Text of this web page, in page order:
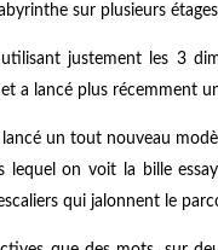
sur plusieurs
justement les 3
a lancé plus récemment
un tout nouveau
lequel on voit la bille
qui jalonnent le